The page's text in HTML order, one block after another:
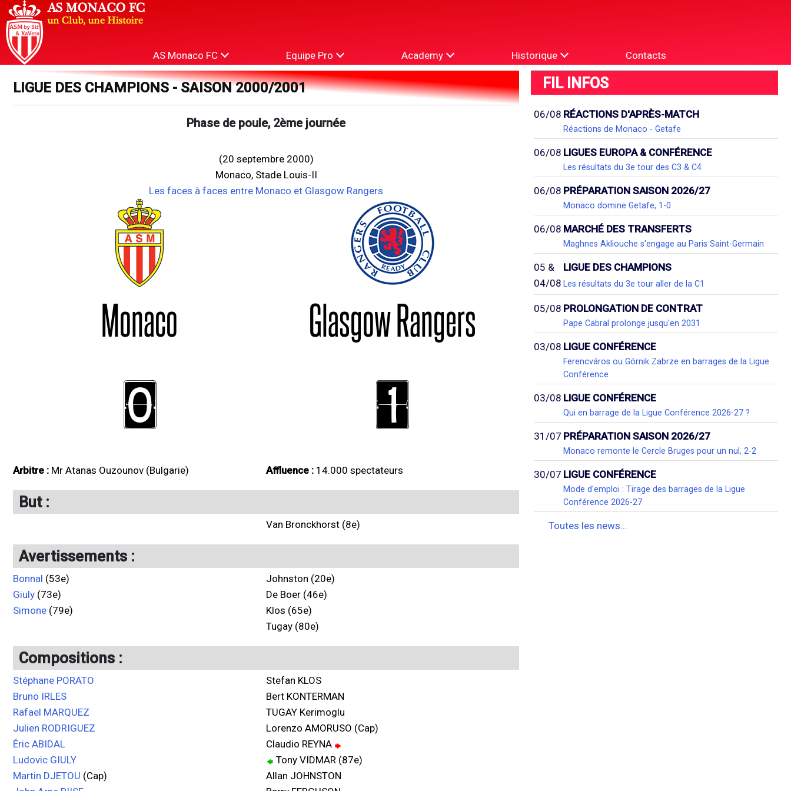
AS Monaco FC Equipe Pro Academy Historique Contacts
LIGUE DES CHAMPIONS - SAISON 2000/2001
Phase de poule, 2ème journée
(20 septembre 2000)
Monaco, Stade Louis-II
Les faces à faces entre Monaco et Glasgow Rangers
Monaco Glasgow Rangers
0 1
Arbitre : Mr Atanas Ouzounov (Bulgarie) Affluence : 14.000 spectateurs
But :
Van Bronckhorst (8e)
Avertissements :
Bonnal (53e)
Giuly (73e)
Simone (79e)
Johnston (20e)
De Boer (46e)
Klos (65e)
Tugay (80e)
Compositions :
Stéphane PORATO
Bruno IRLES
Rafael MARQUEZ
Julien RODRIGUEZ
Éric ABIDAL
Ludovic GIULY
Martin DJETOU (Cap)
Stefan KLOS
Bert KONTERMAN
TUGAY Kerimoglu
Lorenzo AMORUSO (Cap)
Claudio REYNA
Tony VIDMAR (87e)
Allan JOHNSTON
FIL INFOS
06/08 RÉACTIONS D'APRÈS-MATCH
Réactions de Monaco - Getafe
06/08 LIGUES EUROPA & CONFÉRENCE
Les résultats du 3e tour des C3 & C4
06/08 PRÉPARATION SAISON 2026/27
Monaco domine Getafe, 1-0
06/08 MARCHÉ DES TRANSFERTS
Maghnes Akliouche s'engage au Paris Saint-Germain
05 &
04/08
LIGUE DES CHAMPIONS
Les résultats du 3e tour aller de la C1
05/08 PROLONGATION DE CONTRAT
Pape Cabral prolonge jusqu'en 2031
03/08 LIGUE CONFÉRENCE
Ferencváros ou Górnik Zabrze en barrages de la Ligue
Conférence
03/08 LIGUE CONFÉRENCE
Qui en barrage de la Ligue Conférence 2026-27 ?
31/07 PRÉPARATION SAISON 2026/27
Monaco remonte le Cercle Bruges pour un nul, 2-2
30/07 LIGUE CONFÉRENCE
Mode d'emploi : Tirage des barrages de la Ligue
Conférence 2026-27
Toutes les news...